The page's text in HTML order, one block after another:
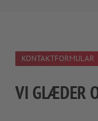
KONTAKTFORMULAR
VI GLÆDER